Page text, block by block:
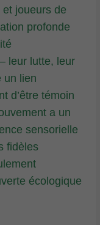
joueurs de
profonde
leur lutte, leur
un lien
d’être témoin
a un
sensorielle
fidèles
écologique